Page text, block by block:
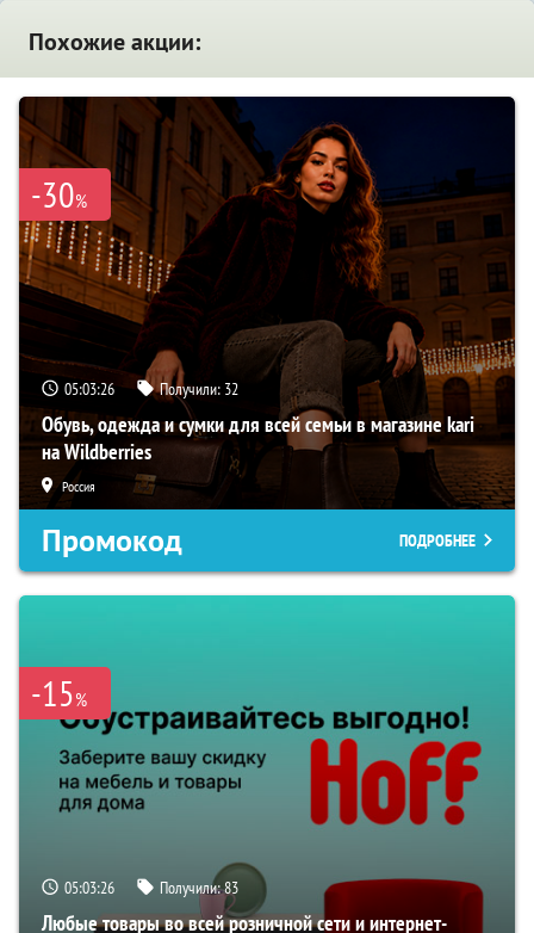
Похожие акции:
-30%
05:03:25 Получили: 32
Обувь, одежда и сумки для всей семьи в магазине kari
на Wildberries
Россия
Промокод ПОДРОБНЕЕ
-15%
05:03:25 Получили:83
Любые товары во всей розничной сети и интернет-